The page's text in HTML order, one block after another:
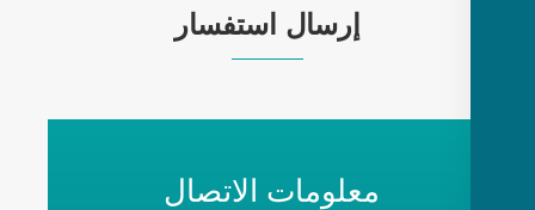
إرسال استفسار
معلومات الاتصال